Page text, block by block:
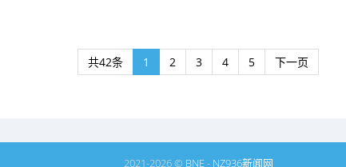
共42条 1 2 3 4 5 下一页
2021-2026 © BNE- NZ936新闻网